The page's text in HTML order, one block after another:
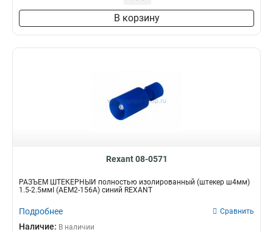
В корзину
Rexant 08-0571
РАЗЪЁМ ШТЕКЕРНЫЙ полностью изолированный (штекер ш4мм)
1.5-2.5ммІ (AEM2-156A) синий REXANT
Подробнее Сравнить
Наличие: В наличии